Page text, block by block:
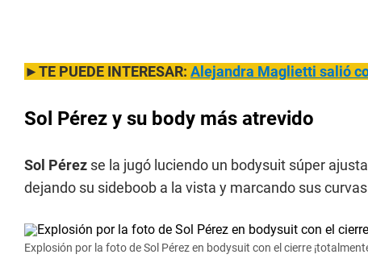
►TE PUEDE INTERESAR: Alejandra Maglietti salió
Sol Pérez y su body más atrevido
Sol Pérez se la jugó luciendo un bodysuit súper
dejando su sideboob a la vista y marcando sus
Explosión por la foto de Sol Pérez en bodysuit con el cierre